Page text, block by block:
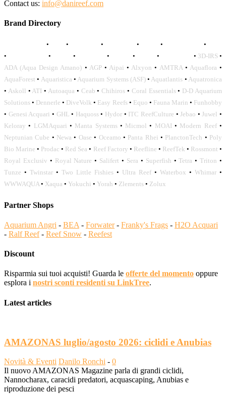
Contact us: info@danireef.com
Brand Directory
• • • • • •
•
• • • • • • 3D-IRS •
ADA (Aqua Design Amano) • AGP• Aipai • Alxyon • AMTRA• Aquaflora •
AquaForest • Aquaristica • Aquarium Systems (ASF)• Aquatlantis • Aquatronica
• Askoll • ATI • Autoaqua • Ceab • Chihiros • Coral Essentials• D-D Aquarium
Solutions • Dennerle • DiveVolk • Easy Reefs• Equo • Fauna Marin • Funhobby
• Genesi Acquari • GHL • Haquoss• Hydor • ITC ReefCulture •Jebao •Juwel •
Keloray • LGMAquari • Manta Systems• Micmol • MOAI • Modern Reef•
Neptunian Cube • Newa • Oase • Oceamo • Panta Rhei • PlanctonTech • Poly
Bio Marine • Prodac • Red Sea • Reef Factory • Reefline • ReefTek • Rossmont •
Royal Exclusiv • Royal Nature • Salifert • Sera • Superfish •Tetra •Triton •
Tunze • Twinstar • Two Little Fishies • Ultra Reef • Waterbox • Whimar •
WWWAQUA• Xaqua • Yokuchi • Yorah • Zlements • Zolux
Partner Shops
Aquarium Angri - BEA - Forwater- Franky's Frags - H2O Acquari
- Ralf Reef- Reef Snow - Reefest
Discount
Risparmia sui tuoi acquisti! Guarda le offerte del momento oppure
esplora i nostri sconti residenti su LinkTree.
Latest articles
AMAZONAS luglio/agosto 2026: ciclidi e Anubias
Novità & Eventi Danilo Ronchi - 0
Il nuovo AMAZONAS Magazine parla di grandi ciclidi,
Nannocharax, caracidi predatori, acquascaping, Anubias e
riproduzione dei pesci